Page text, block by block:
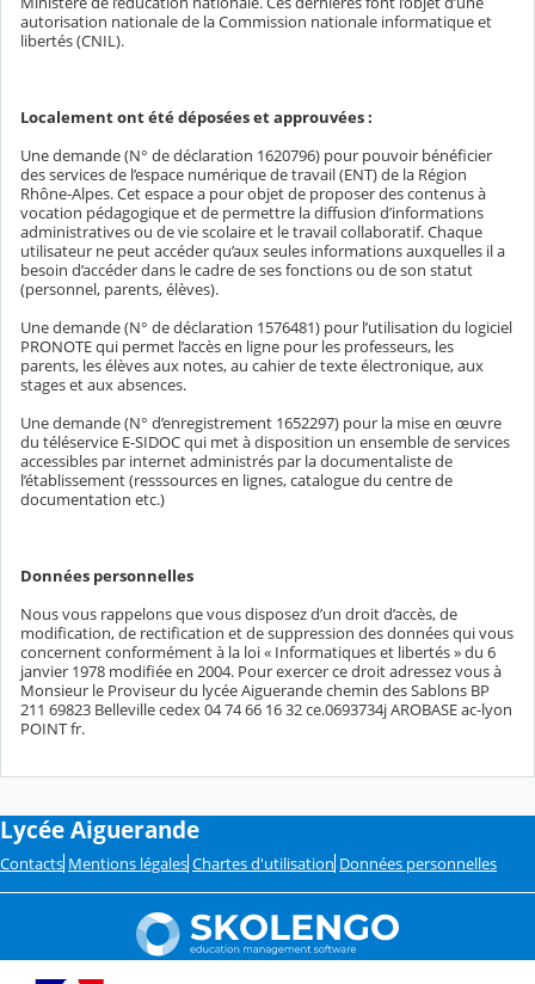
autorisation nationale de la Commission nationale informatique et
libertés (CNIL).
Localement ont été déposées et approuvées :
Une demande (N° de déclaration 1620796) pour pouvoir bénéficier
des services de l’espace numérique de travail (ENT) de la Région
Rhône-Alpes. Cet espace a pour objet de proposer des contenus à
vocation pédagogique et de permettre la diffusion d’informations
administratives ou de vie scolaire et le travail collaboratif. Chaque
utilisateur ne peut accéder qu’aux seules informations auxquelles il a
besoin d’accéder dans le cadre de ses fonctions ou de son statut
(personnel, parents, élèves).
Une demande (N° de déclaration 1576481) pour l’utilisation du logiciel
PRONOTE qui permet l’accès en ligne pour les professeurs, les
parents, les élèves aux notes, au cahier de texte électronique, aux
stages et aux absences.
Une demande (N° d’enregistrement 1652297) pour la mise en œuvre
du téléservice E-SIDOC qui met à disposition un ensemble de services
accessibles par internet administrés par la documentaliste de
l’établissement (resssources en lignes, catalogue du centre de
documentation etc.)
Données personnelles
Nous vous rappelons que vous disposez d’un droit d’accès, de
modification, de rectification et de suppression des données qui vous
concernent conformément à la loi « Informatiques et libertés » du 6
janvier 1978 modifiée en 2004. Pour exercer ce droit adressez vous à
Monsieur le Proviseur du lycée Aiguerande chemin des Sablons BP
211 69823 Belleville cedex 04 74 66 16 32 ce.0693734j AROBASE ac-lyon
POINT fr.
Lycée Aiguerande
Contacts Mentions légales Chartes d'utilisation Données personnelles